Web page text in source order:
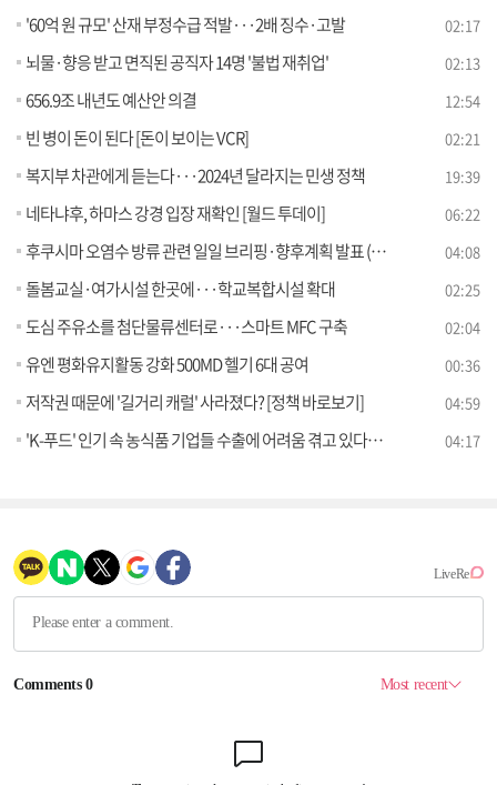
'60억 원 규모' 산재 부정수급 적발···2배 징수·고발 02:17
뇌물·향응 받고 면직된 공직자 14명 '불법 재취업' 02:13
656.9조 내년도 예산안 의결 12:54
빈 병이 돈이 된다 [돈이 보이는 VCR] 02:21
복지부 차관에게 듣는다···2024년 달라지는 민생 정책 19:39
네타냐후, 하마스 강경 입장 재확인 [월드 투데이] 06:22
후쿠시마 오염수 방류 관련 일일 브리핑·향후계획 발표 (23. 12. 21. 11시) 04:08
돌봄교실·여가시설 한곳에···학교복합시설 확대 02:25
도심 주유소를 첨단물류센터로···스마트 MFC 구축 02:04
유엔 평화유지활동 강화 500MD 헬기 6대 공여 00:36
저작권 때문에 '길거리 캐럴' 사라졌다? [정책 바로보기] 04:59
'K-푸드' 인기 속 농식품 기업들 수출에 어려움 겪고 있다? [정책 바로보기] 04:17